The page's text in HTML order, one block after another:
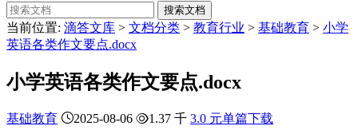
搜索文档
当前位置: 滴答文库 > 文档分类 > 教育行业 > 基础教育 > 小学
英语各类作文要点.docx
小学英语各类作文要点.docx
基础教育 2025-08-06 1.37 千 3.0 元单篇下载